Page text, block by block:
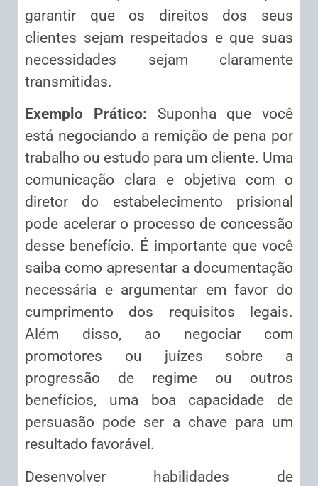
garantir que os direitos dos seus
clientes sejam respeitados e que suas
necessidades sejam claramente
transmitidas.
Exemplo Prático: Suponha que você
está negociando a remição de pena por
trabalho ou estudo para um cliente. Uma
comunicação clara e objetiva com o
diretor do estabelecimento prisional
pode acelerar o processo de concessão
desse benefício. É importante que você
saiba como apresentar a documentação
necessária e argumentar em favor do
cumprimento dos requisitos legais.
Além disso, ao negociar com
promotores ou juízes sobre a
progressão de regime ou outros
benefícios, uma boa capacidade de
persuasão pode ser a chave para um
resultado favorável.
Desenvolver habilidades de